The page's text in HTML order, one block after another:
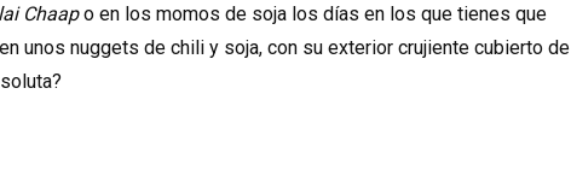
Chaapo en los momos de soja los días en los que tienes que
unos nuggets de chili y soja, con su exterior crujiente cubierto de